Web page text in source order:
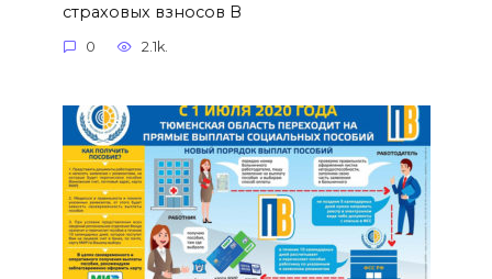
страховых взносов В
0 2.1k.